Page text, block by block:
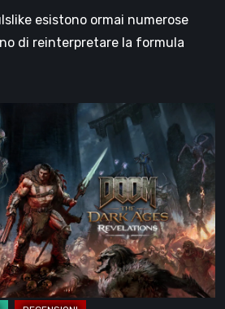
esistono ormai numerose
di reinterpretare la formula